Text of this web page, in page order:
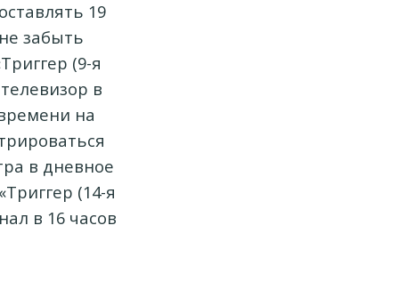
19
забыть
(9-я
в
на
в дневное
(14-я
в 16 часов